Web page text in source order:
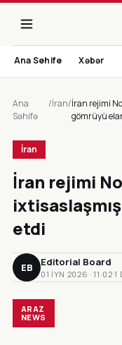
Ana Sehife Xəbər
Ana
Səhifə
/İran/İran rejimi
gömrüyü
İran
İran rejimi
etdi
EB Editorial Board
01 IYN 2026 · 11:02·1
ARAZ
NEWS